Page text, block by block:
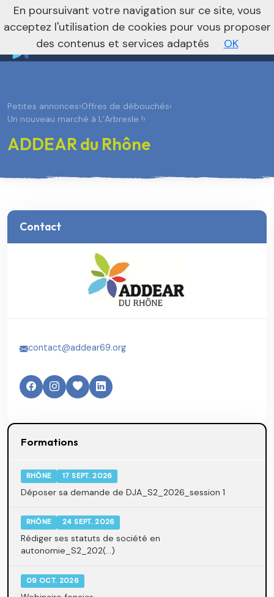
Vers le site national
nivo_2026: 1
Petites annonces›Offres de débouchés›
Un nouveau marché à L’Arbresle !›
ADDEAR du Rhône
Contact
contact@addear69.org
Formations
RHÔNE 17 SEPT. 2026
Déposer sa demande de DJA_S2_2026_session 1
RHÔNE 24 SEPT. 2026
Rédiger ses statuts de société en
autonomie_S2_202(...)
09 OCT. 2026
En poursuivant votre navigation sur ce site, vous
acceptez l'utilisation de cookies pour vous proposer
des contenus et services adaptés
OK